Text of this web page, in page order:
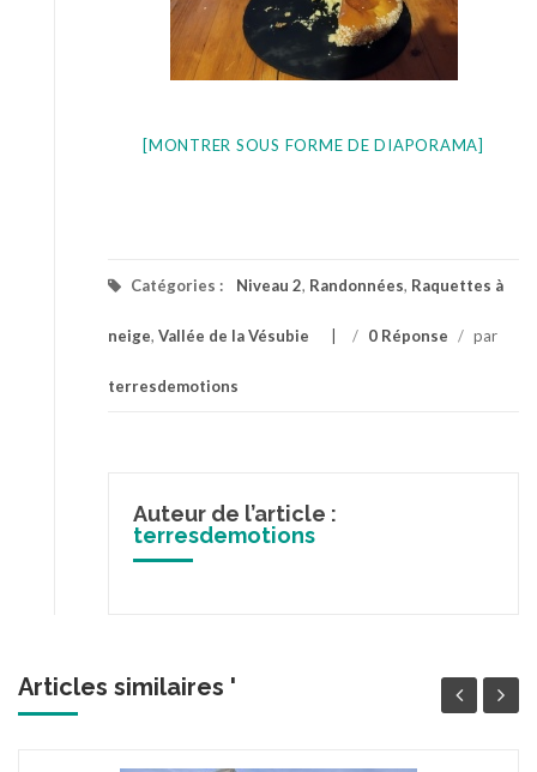
[MONTRER SOUS FORME DE DIAPORAMA]
Catégories : Niveau 2, Randonnées, Raquettes à
neige, Vallée de la Vésubie / 0 Réponse / par
terresdemotions
Auteur de l’article :
terresdemotions
Articles similaires '